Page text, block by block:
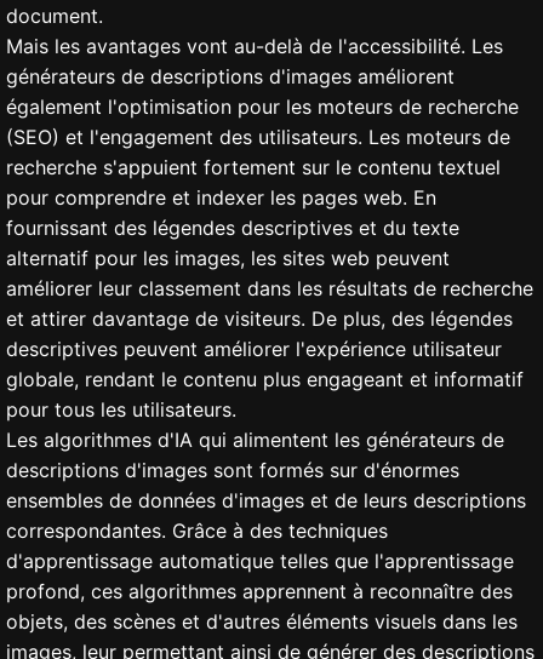
document.
Mais les avantages vont au-delà de l'accessibilité. Les
générateurs de descriptions d'images améliorent
également l'optimisation pour les moteurs de recherche
(SEO) et l'engagement des utilisateurs. Les moteurs de
recherche s'appuient fortement sur le contenu textuel
pour comprendre et indexer les pages web. En
fournissant des légendes descriptives et du texte
alternatif pour les images, les sites web peuvent
améliorer leur classement dans les résultats de recherche
et attirer davantage de visiteurs. De plus, des légendes
descriptives peuvent améliorer l'expérience utilisateur
globale, rendant le contenu plus engageant et informatif
pour tous les utilisateurs.
Les algorithmes d'IA qui alimentent les générateurs de
descriptions d'images sont formés sur d'énormes
ensembles de données d'images et de leurs descriptions
correspondantes. Grâce à des techniques
d'apprentissage automatique telles que l'apprentissage
profond, ces algorithmes apprennent à reconnaître des
objets, des scènes et d'autres éléments visuels dans les
images, leur permettant ainsi de générer des descriptions